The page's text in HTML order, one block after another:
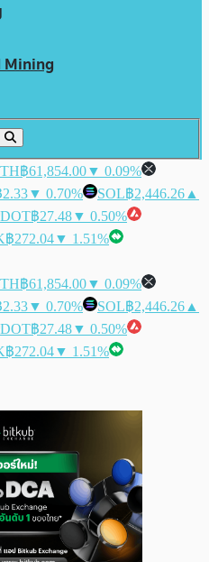
Mining
฿61,854.00▼ 0.09%
▼ 0.70% SOL฿2,446.26 ▲
DOT฿27.48▼ 0.50%
฿272.04▼ 1.51%
฿61,854.00▼ 0.09%
▼ 0.70% SOL฿2,446.26 ▲
DOT฿27.48▼ 0.50%
฿272.04▼ 1.51%